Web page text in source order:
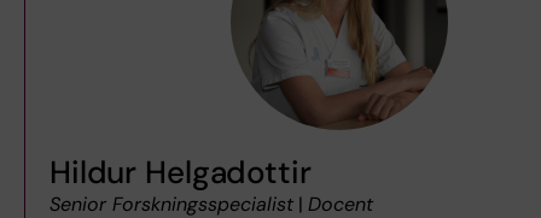
Hildur Helgadottir
Senior Forskningsspecialist | Docent